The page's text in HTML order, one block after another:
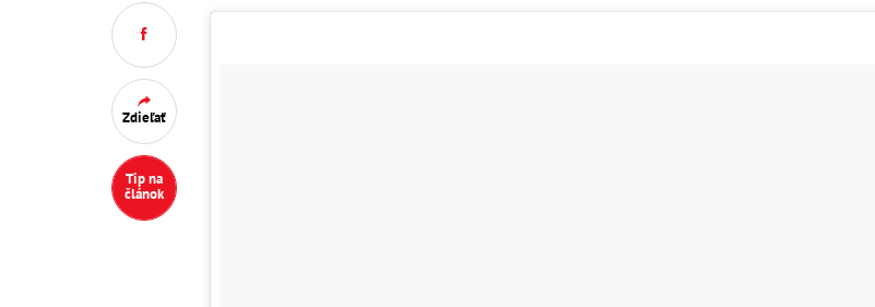
Zdieľať
Tip na
článok